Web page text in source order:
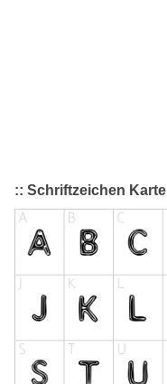
:: Schriftzeichen Karte